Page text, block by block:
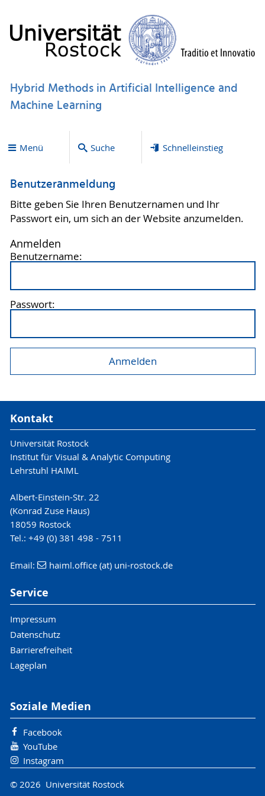
Hybrid Methods in Artificial Intelligence and
Machine Learning
Menü Suche Schnelleinstieg
Benutzeranmeldung
Bitte geben Sie Ihren Benutzernamen und Ihr
Passwort ein, um sich an der Website anzumelden.
Anmelden
Benutzername:
Passwort:
Kontakt
Universität Rostock
Institut für Visual & Analytic Computing
Lehrstuhl HAIML
Albert-Einstein-Str. 22
(Konrad Zuse Haus)
18059 Rostock
Tel.: +49 (0) 381 498 - 7511
Email: haiml.office (at) uni-rostock.de
Service
Impressum
Datenschutz
Barrierefreiheit
Lageplan
Soziale Medien
Facebook
YouTube
Instagram
© 2026 Universität Rostock